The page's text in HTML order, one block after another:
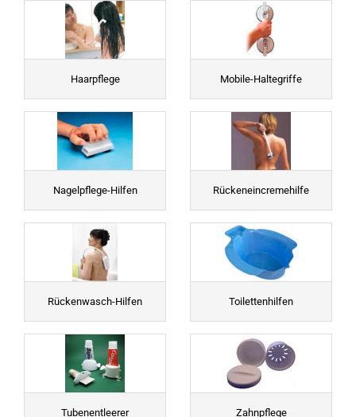
Haarpflege Mobile-Haltegriffe
Nagelpflege-Hilfen Rückeneincremehilfe
Rückenwasch-Hilfen Toilettenhilfen
Tubenentleerer Zahnpflege